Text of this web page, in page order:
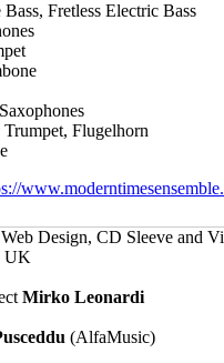
Fretless Electric Bass
Saxophones
Trumpet, Flugelhorn
Design, CD Sleeve and
UK
Mirko Leonardi
(AlfaMusic)